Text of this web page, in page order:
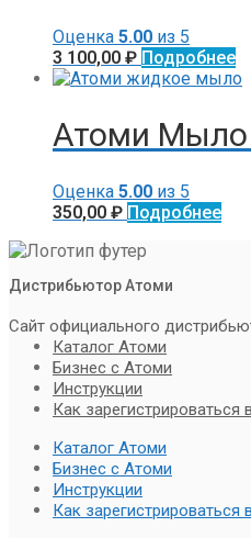
Оценка 5.00 из 5
3 100,00 ₽ Подробнее
Атоми Мыло
Оценка 5.00 из 5
350,00 ₽ Подробнее
Дистрибьютор Атоми
Сайт официального
Каталог Атоми
Бизнес с Атоми
Инструкции
Как зарегистрироваться
Каталог Атоми
Бизнес с Атоми
Инструкции
Как зарегистрироваться